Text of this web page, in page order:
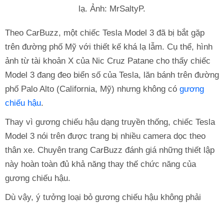
lạ. Ảnh: MrSaltyP.
Theo CarBuzz, một chiếc Tesla Model 3 đã bị bắt gặp
trên đường phố Mỹ với thiết kế khá lạ lẫm. Cụ thể, hình
ảnh từ tài khoản X của Nic Cruz Patane cho thấy chiếc
Model 3 đang đeo biển số của Tesla, lăn bánh trên đường
phố Palo Alto (California, Mỹ) nhưng không có gương
chiếu hậu.
Thay vì gương chiếu hậu dạng truyền thống, chiếc Tesla
Model 3 nói trên được trang bị nhiều camera dọc theo
thân xe. Chuyên trang CarBuzz đánh giá những thiết lập
này hoàn toàn đủ khả năng thay thế chức năng của
gương chiếu hậu.
Dù vậy, ý tưởng loại bỏ gương chiếu hậu không phải